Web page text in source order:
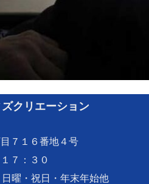
クリエーション
７１６番地４号
７：３０
曜・祝日・年末年始他